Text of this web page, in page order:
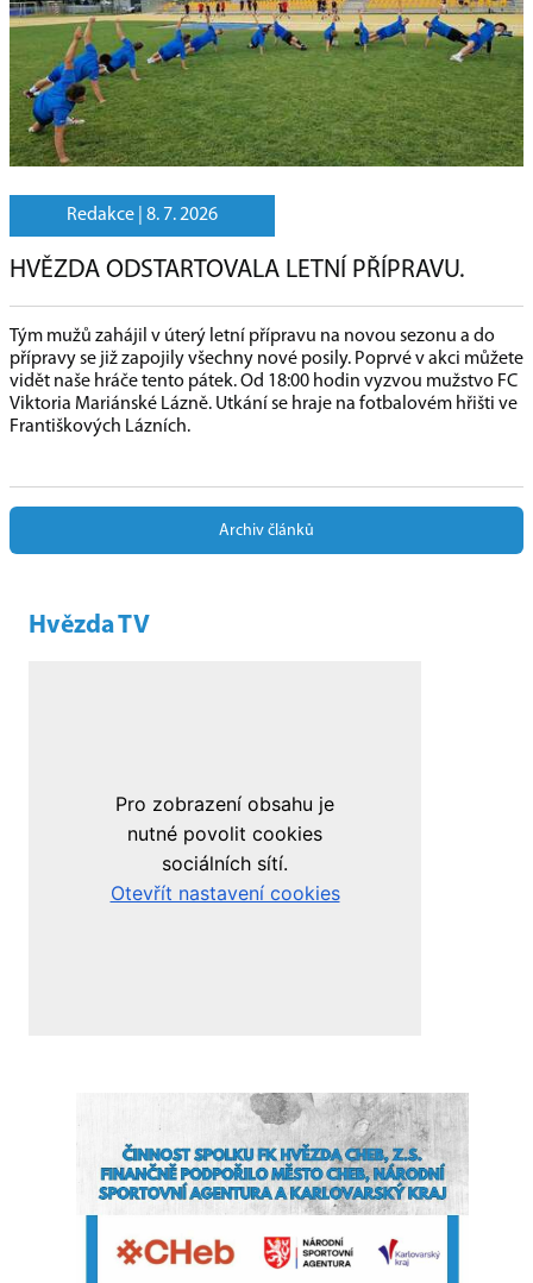
Redakce | 8. 7. 2026
HVĚZDA ODSTARTOVALA LETNÍ PŘÍPRAVU.
Tým mužů zahájil v úterý letní přípravu na novou sezonu a do
přípravy se již zapojily všechny nové posily. Poprvé v akci můžete
vidět naše hráče tento pátek. Od 18:00 hodin vyzvou mužstvo FC
Viktoria Mariánské Lázně. Utkání se hraje na fotbalovém hřišti ve
Františkových Lázních.
Archiv článků
Hvězda TV